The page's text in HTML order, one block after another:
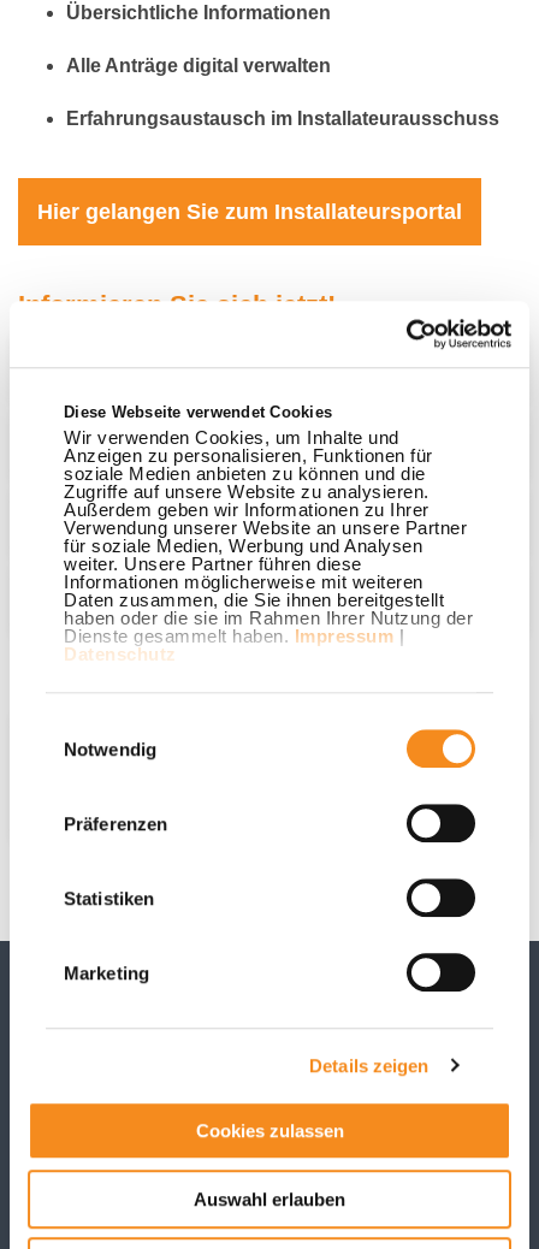
Diese Webseite verwendet Cookies
Wir verwenden Cookies, um Inhalte und
Anzeigen zu personalisieren, Funktionen für
soziale Medien anbieten zu können und die
Zugriffe auf unsere Website zu analysieren.
Außerdem geben wir Informationen zu Ihrer
Verwendung unserer Website an unsere Partner
für soziale Medien, Werbung und Analysen
weiter. Unsere Partner führen diese
Informationen möglicherweise mit weiteren
Daten zusammen, die Sie ihnen bereitgestellt
haben oder die sie im Rahmen Ihrer Nutzung der
Dienste gesammelt haben. Impressum |
Datenschutz
Notwendig
Präferenzen
Statistiken
Marketing
Details zeigen
Cookies zulassen
Auswahl erlauben
Übersichtliche Informationen
Alle Anträge digital verwalten
Erfahrungsaustausch im Installateurausschuss
Hier gelangen Sie zum Installateursportal
Informieren Sie sich jetzt!
Ansprechpartner bei den Stadtwerken
Installateursportal
Anschluss von Eigenerzeugungsanlagen
Vertraulichkeitsvereinbarung
Downloads
Technische Mindestanforderungen an